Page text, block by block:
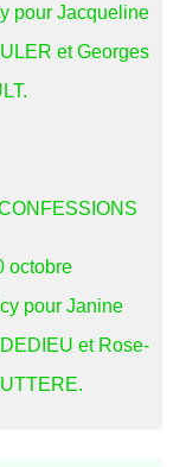
pour Jacqueline
et Georges
octobre
pour Janine
et Rose-